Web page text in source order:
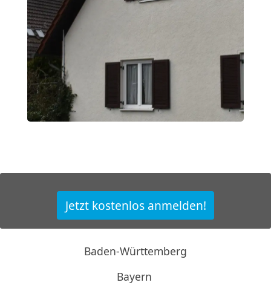
Jetzt kostenlos anmelden!
Baden-Württemberg
Bayern